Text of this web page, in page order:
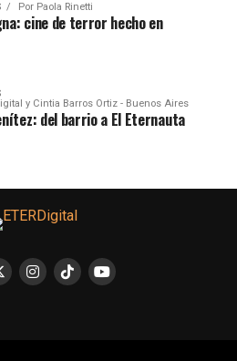
Por Paola Rinetti
cine de terror hecho en
y Cintia Barros Ortiz - Buenos Aires
del barrio a El Eternauta